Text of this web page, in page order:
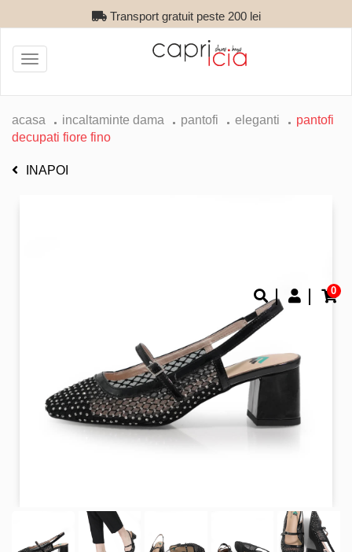
Transport gratuit peste 200 lei
0
Toggle
navigation
acasa incaltaminte dama pantofi eleganti
pantofi
decupati fiore fino
INAPOI